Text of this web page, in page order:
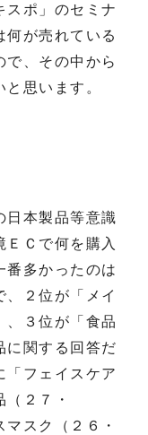
スポ」のセミナ
何が売れている
で、その中から
思います。
本製品等意識
Ｃで何を購入
番多かったのは
、２位が「メイ
、３位が「食品
に関する回答だ
「フェイスケア
２７・
スク（２６・